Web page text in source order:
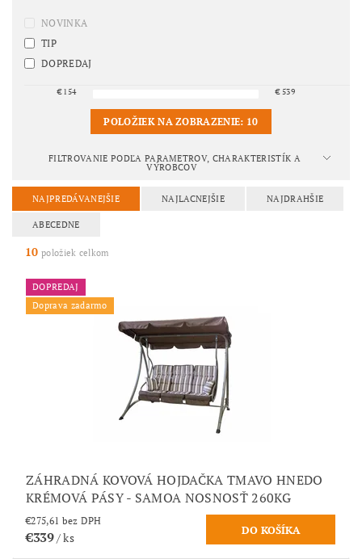
NOVINKA
TIP
DOPREDAJ
€154 €539
POLOŽIEK NA ZOBRAZENIE: 10
FILTROVANIE PODĽA PARAMETROV, CHARAKTERISTÍK A
VÝROBCOV
NAJPREDÁVANEJŠIE NAJLACNEJŠIE NAJDRAHŠIE
ABECEDNE
10 položiek celkom
DOPREDAJ
Doprava zadarmo
ZÁHRADNÁ KOVOVÁ HOJDAČKA TMAVO HNEDO
KRÉMOVÁ PÁSY - SAMOA NOSNOSŤ 260KG
€275,61 bez DPH
€339/ ks